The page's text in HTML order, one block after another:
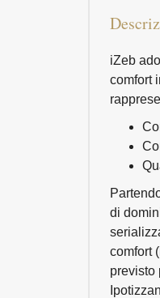
iZeb
comfort
di
comfort
previsto